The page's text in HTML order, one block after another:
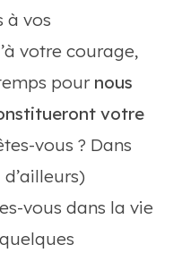
à vos
votre courage,
pour nous
votre
vous ? Dans
vous dans la vie